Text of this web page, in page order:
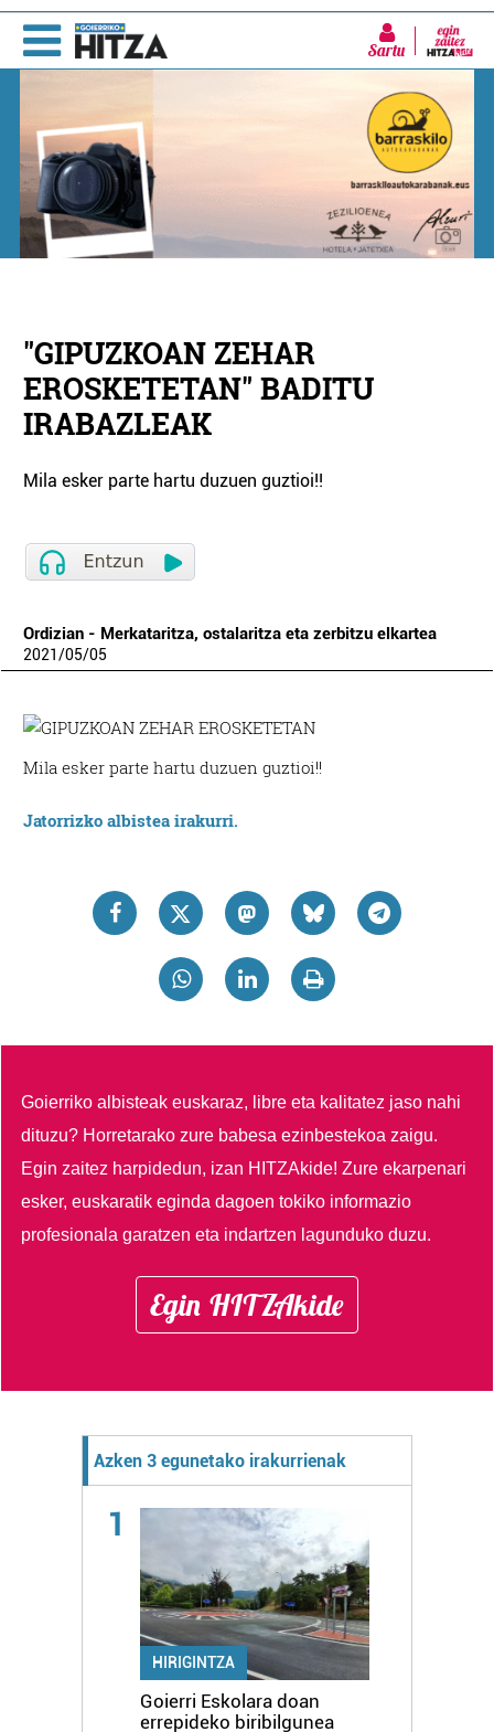
Sartu
"GIPUZKOAN ZEHAR
EROSKETETAN" BADITU
IRABAZLEAK
Mila esker parte hartu duzuen guztioi!!
Ordizian - Merkataritza, ostalaritza eta zerbitzu elkartea
2021/05/05
Mila esker parte hartu duzuen guztioi!!
Jatorrizko albistea irakurri.
Goierriko albisteak euskaraz, libre eta kalitatez jaso nahi
dituzu? Horretarako zure babesa ezinbestekoa zaigu.
Egin zaitez harpidedun, izan HITZAkide!Zure ekarpenari
esker, euskaratik eginda dagoen tokiko informazio
profesionala garatzen eta indartzen lagunduko duzu.
Egin HITZAkide
Azken 3 egunetako irakurrienak
1
HIRIGINTZA
Goierri Eskolara doan
errepideko biribilgunea